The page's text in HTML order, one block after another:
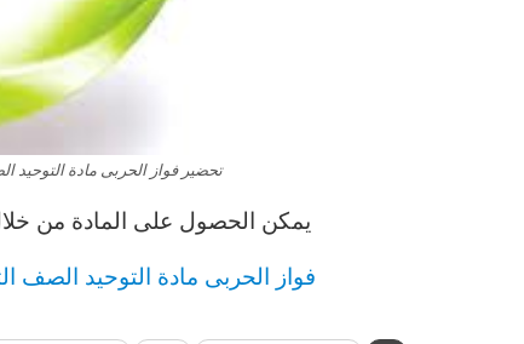
تحضير فواز الحربى مادة التوحيد
يمكن الحصول على المادة من
فواز الحربى مادة التوحيد الصف